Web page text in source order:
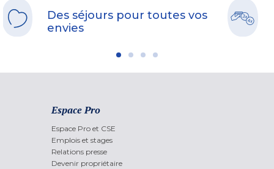
Des séjours pour toutes vos
envies
Espace Pro
Espace Pro et CSE
Emplois et stages
Relations presse
Devenir propriétaire